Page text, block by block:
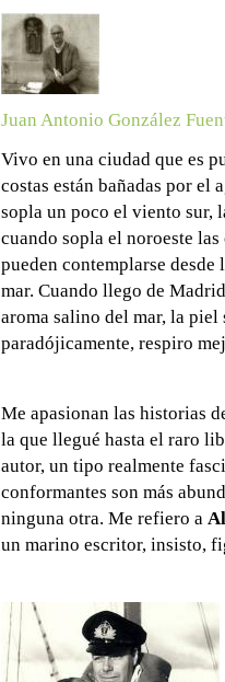
Juan Antonio González
Vivo en una ciudad que es
costas están bañadas por el
sopla un poco el viento sur,
cuando sopla el noroeste
pueden contemplarse
mar. Cuando llego de
aroma salino del mar, la piel
paradójicamente, respiro
Me apasionan las historias
la que llegué hasta el raro
autor, un tipo realmente
conformantes son más
ninguna otra. Me refiero a
un marino escritor, insisto,